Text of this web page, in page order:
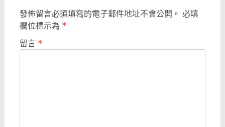
發佈留言必須填寫的電子郵件地址不會公開。 必填
欄位標示為 *
留言 *